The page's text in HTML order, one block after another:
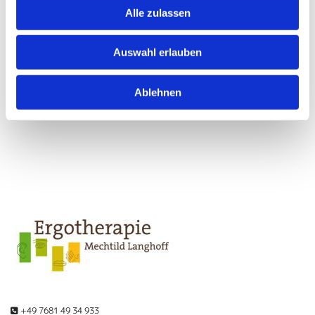
Alle zulassen
Auswahl erlauben
Ablehnen
Defense or stop gesture: Girl hand with stop gesture |
Stock
Umsetzung
Homepage erstellen lassen
Heise RegioConcept |Online Marketing Agentur
 +49 7681 49 34 933